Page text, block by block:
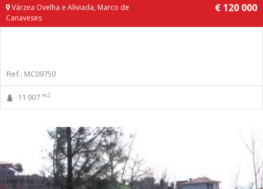
Várzea Ovelha e Aliviada, Marco de
Canaveses
€ 120 000
Ref.: MC09750
11 907 m2